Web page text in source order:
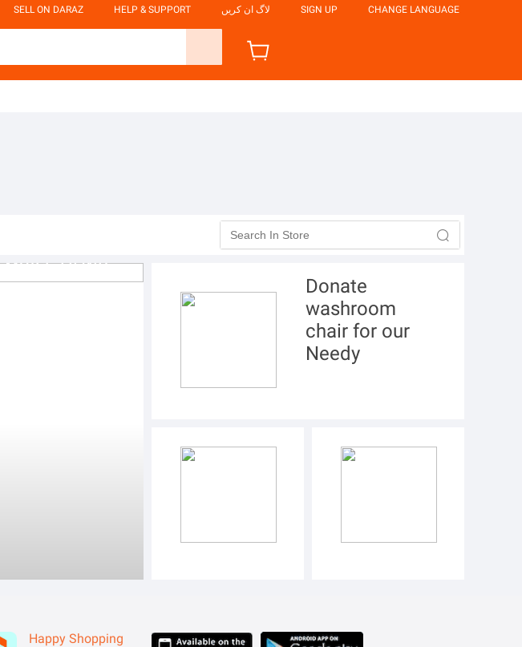
SELL ON DARAZ HELP & SUPPORT لاگ ان کریں SIGN UP CHANGE LANGUAGE

Clean Water -Al Mustafa Trust-ZAKAT / SADQAH APPLICABLE
Donate
washroom
chair for our
Needy
Happy Shopping